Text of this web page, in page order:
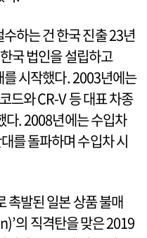
하는 건 한국 진출 23년
국 법인을 설립하고
시작했다. 2003년에는
드와 CR-V 등 대표 차종
다. 2008년에는 수입차
를 돌파하며 수입차 시
촉발된 일본 상품 불매
의 직격탄을 맞은 2019